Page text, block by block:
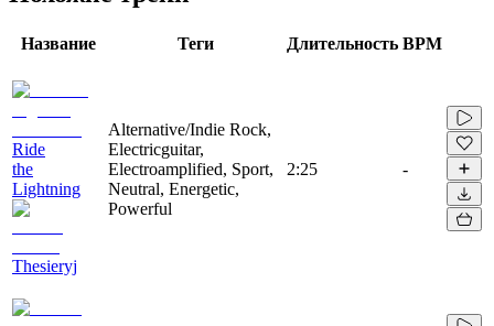
Название Теги Длительность BPM
Ride
the
Lightning
Thesieryj
Alternative/Indie Rock,
Electricguitar,
Electroamplified, Sport,
Neutral, Energetic,
Powerful
2:25 -